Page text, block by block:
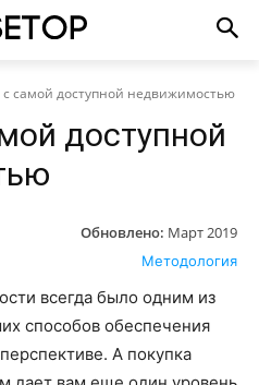
с самой доступной недвижимостью
доступной
Обновлено: Март 2019
Методология
всегда было одним из
способов обеспечения
А покупка